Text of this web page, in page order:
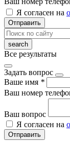
Я согласен на
Отправить
Все результаты
Задать вопрос
Ваше имя *
Ваш номер
Ваш вопрос
Я согласен на
Отправить